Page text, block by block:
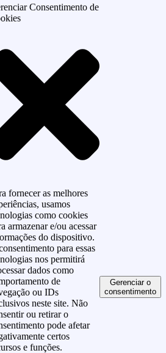
Consentimento de
fornecer as melhores
usamos
como cookies
armazenar e/ou acessar
do dispositivo.
para essas
nos permitirá
dados como
de
ou IDs
neste site. Não
ou retirar o
pode afetar
certos
e funções.
Gerenciar o
consentimento